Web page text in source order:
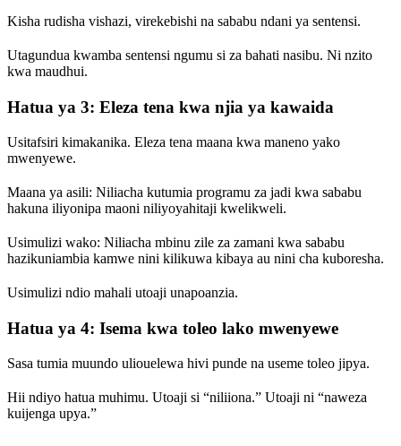
Kisha rudisha vishazi, virekebishi na sababu ndani ya sentensi.
Utagundua kwamba sentensi ngumu si za bahati nasibu. Ni nzito
kwa maudhui.
Hatua ya 3: Eleza tena kwa njia ya kawaida
Usitafsiri kimakanika. Eleza tena maana kwa maneno yako
mwenyewe.
Maana ya asili: Niliacha kutumia programu za jadi kwa sababu
hakuna iliyonipa maoni niliyoyahitaji kwelikweli.
Usimulizi wako: Niliacha mbinu zile za zamani kwa sababu
hazikuniambia kamwe nini kilikuwa kibaya au nini cha kuboresha.
Usimulizi ndio mahali utoaji unapoanzia.
Hatua ya 4: Isema kwa toleo lako mwenyewe
Sasa tumia muundo uliouelewa hivi punde na useme toleo jipya.
Hii ndiyo hatua muhimu. Utoaji si “niliiona.” Utoaji ni “naweza
kuijenga upya.”